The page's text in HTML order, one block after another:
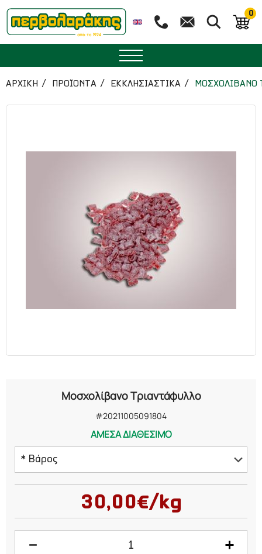
0
ΜΠΑΧΑΡΙΚΑ
ΒΟΤΑΝΑ
ΖΑΧΑΡΟΠΛΑΣΤΙΚΗ
ΑΡΧΙΚΉ ΠΡΟΪΟΝΤΑ ΕΚΚΛΗΣΙΑΣΤΙΚΑ ΜΟΣΧΟΛΙΒΑΝΟ
Μοσχολίβανο Τριαντάφυλλο
#20211005091804
ΑΜΕΣΑ ΔΙΑΘΕΣΙΜΟ
* Βάρος
50 γραμμάρια
100 γραμμάρια30,00€/kg